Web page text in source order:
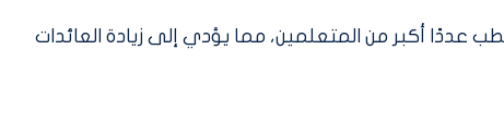
أكبر من المتعلمين، مما يؤدي إلى زيادة العائدات